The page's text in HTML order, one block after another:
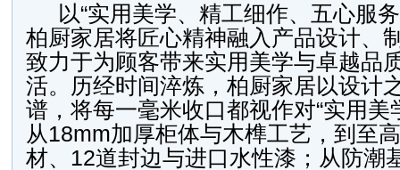
以“实用美学、精工细作、五心服
柏厨家居将匠心精神融入产品设计、
致力于为顾客带来实用美学与卓越品
活。历经时间淬炼，柏厨家居以设计
谱，将每一毫米收口都视作对“实用美
从18mm加厚柜体与木榫工艺，到至
材、12道封边与进口水性漆；从防潮